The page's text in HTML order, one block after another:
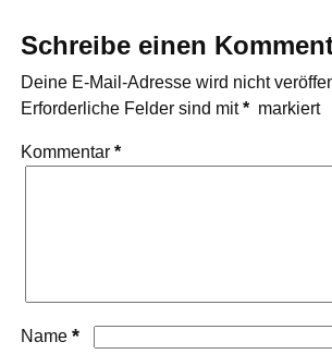
Schreibe einen
Deine E-Mail-Adresse wird nicht
Erforderliche Felder sind mit* markiert
Kommentar *
Name *